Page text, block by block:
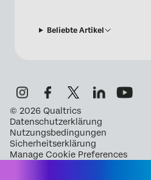
Beliebte Artikel
© 2026 Qualtrics
Datenschutzerklärung
Nutzungsbedingungen
Sicherheitserklärung
Manage Cookie Preferences